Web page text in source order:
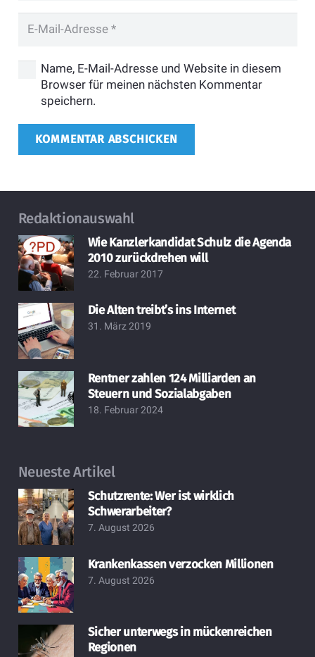
Name, E-Mail-Adresse und Website in diesem
Browser für meinen nächsten Kommentar
speichern.
KOMMENTAR ABSCHICKEN
Redaktionauswahl
Wie Kanzlerkandidat Schulz die Agenda
2010 zurückdrehen will
22. Februar 2017
Die Alten treibt’s ins Internet
31. März 2019
Rentner zahlen 124 Milliarden an
Steuern und Sozialabgaben
18. Februar 2024
Neueste Artikel
Schutzrente: Wer ist wirklich
Schwerarbeiter?
7. August 2026
Krankenkassen verzocken Millionen
7. August 2026
Sicher unterwegs in mückenreichen
Regionen